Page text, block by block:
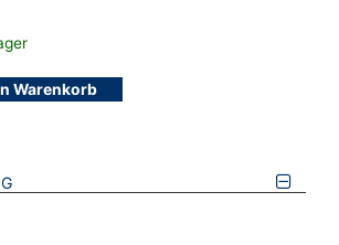
Warenkorb
ODER ZULETZT ANGESEHENE